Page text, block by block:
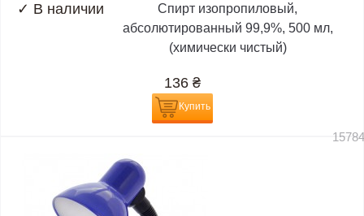
✓ В наличии
Спирт изопропиловый,
абсолютированный 99,9%, 500 мл,
(химически чистый)
136 ₴
Купить